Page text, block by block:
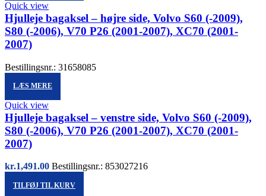
Quick view
Hjulleje bagaksel – højre side, Volvo S60 (-2009),
S80 (-2006), V70 P26 (2001-2007), XC70 (2001-
2007)
Bestillingsnr.: 31658085
LÆS MERE
Quick view
Hjulleje bagaksel – venstre side, Volvo S60 (-2009),
S80 (-2006), V70 P26 (2001-2007), XC70 (2001-
2007)
kr.1,491.00 Bestillingsnr.: 853027216
TILFØJ TIL KURV